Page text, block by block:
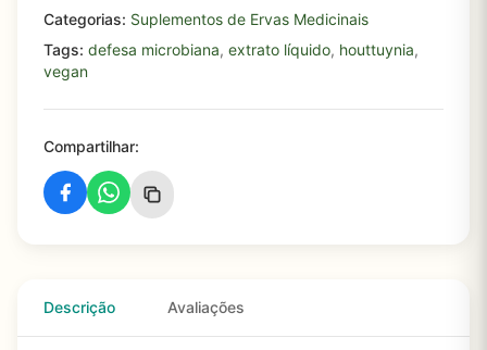
Categorias: Suplementos de Ervas Medicinais
Tags: defesa microbiana, extrato líquido, houttuynia,
vegan
Compartilhar:
Descrição Avaliações